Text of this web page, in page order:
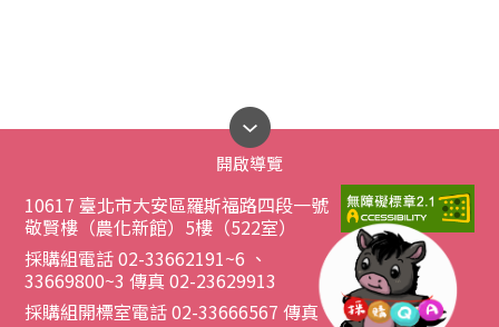
開啟導覽
10617 臺北市大安區羅斯福路四段一號
敬賢樓（農化新館）5樓（522室）
採購組電話 02-33662191~6 、
33669800~3 傳真 02-23629913
採購組開標室電話 02-33666567 傳真